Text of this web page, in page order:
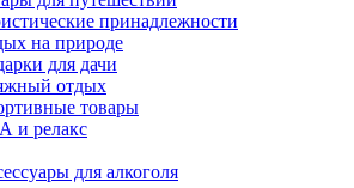
принадлежности
на природе
для дачи
отдых
товары
и релакс
для алкоголя